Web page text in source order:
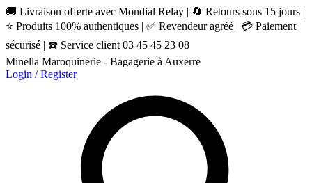
🚚 Livraison offerte avec Mondial Relay | 🔄 Retours sous 15 jours |
⭐ Produits 100% authentiques | ✅ Revendeur agréé | 💳 Paiement
sécurisé | ☎️ Service client 03 45 45 23 08
Minella Maroquinerie - Bagagerie à Auxerre
Login / Register